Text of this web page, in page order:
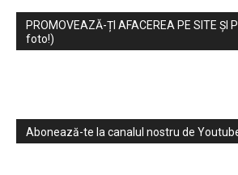
PROMOVEAZĂ-ȚI AFACEREA PE SITE ȘI
foto!)
Abonează-te la canalul nostru de